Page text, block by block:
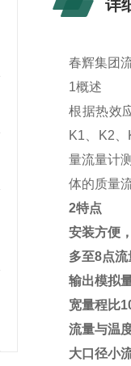
详
春辉集团
1概述
根据热效
K1、K2
量流量计
体的质量
2特点
安装方便
多至8点
输出模拟
宽量程比
流量与温
大口径小